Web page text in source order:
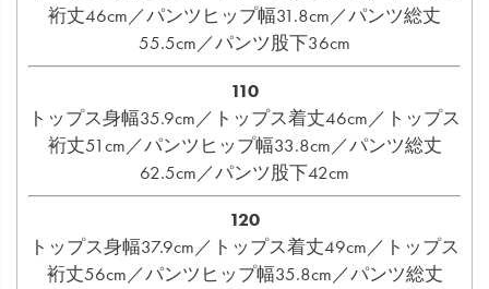
裄丈46cm／パンツヒップ幅31.8cm／パンツ総丈
55.5cm／パンツ股下36cm
110
トップス身幅35.9cm／トップス着丈46cm／トップス
裄丈51cm／パンツヒップ幅33.8cm／パンツ総丈
62.5cm／パンツ股下42cm
120
トップス身幅37.9cm／トップス着丈49cm／トップス
裄丈56cm／パンツヒップ幅35.8cm／パンツ総丈